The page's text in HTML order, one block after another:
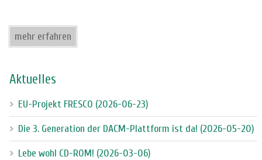
mehr erfahren
Aktuelles
EU-Projekt FRESCO (2026-06-23)
Die 3. Generation der DACM-Plattform ist da! (2026-05-20)
Lebe wohl CD-ROM! (2026-03-06)